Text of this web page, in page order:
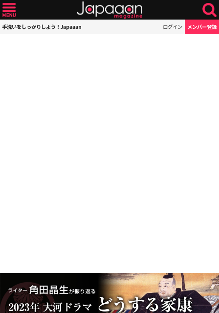
手洗いをしっかりしよう！Japaaan ログイン メンバー登録